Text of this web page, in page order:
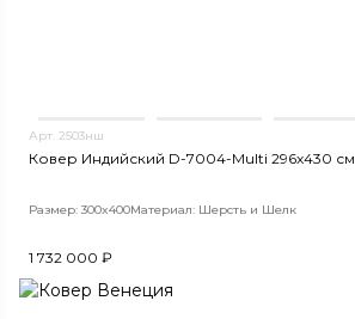
Арт. 2503нш
Ковер Индийский D-7004-Multi 296x430 см
Размер: 300x400Материал: Шерсть и Шелк
1 732 000 ₽